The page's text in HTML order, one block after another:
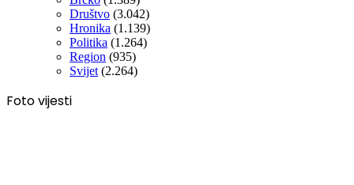
Društvo (3.042)
Hronika (1.139)
Politika (1.264)
Region (935)
Svijet (2.264)
Foto vijesti